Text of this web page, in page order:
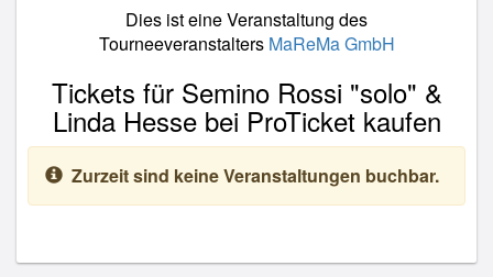
Dies ist eine Veranstaltung des
Tourneeveranstalters MaReMa GmbH
Tickets für Semino Rossi "solo" &
Linda Hesse bei ProTicket kaufen
Zurzeit sind keine Veranstaltungen buchbar.